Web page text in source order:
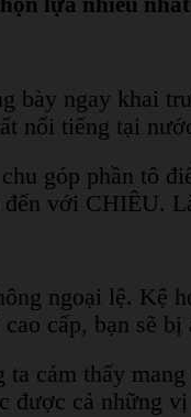
bày ngay khai
nổi tiếng tại
góp phần tô
với CHIÊU.
ngoại lệ. Kệ
cấp, bạn sẽ
cảm thấy
được cả những